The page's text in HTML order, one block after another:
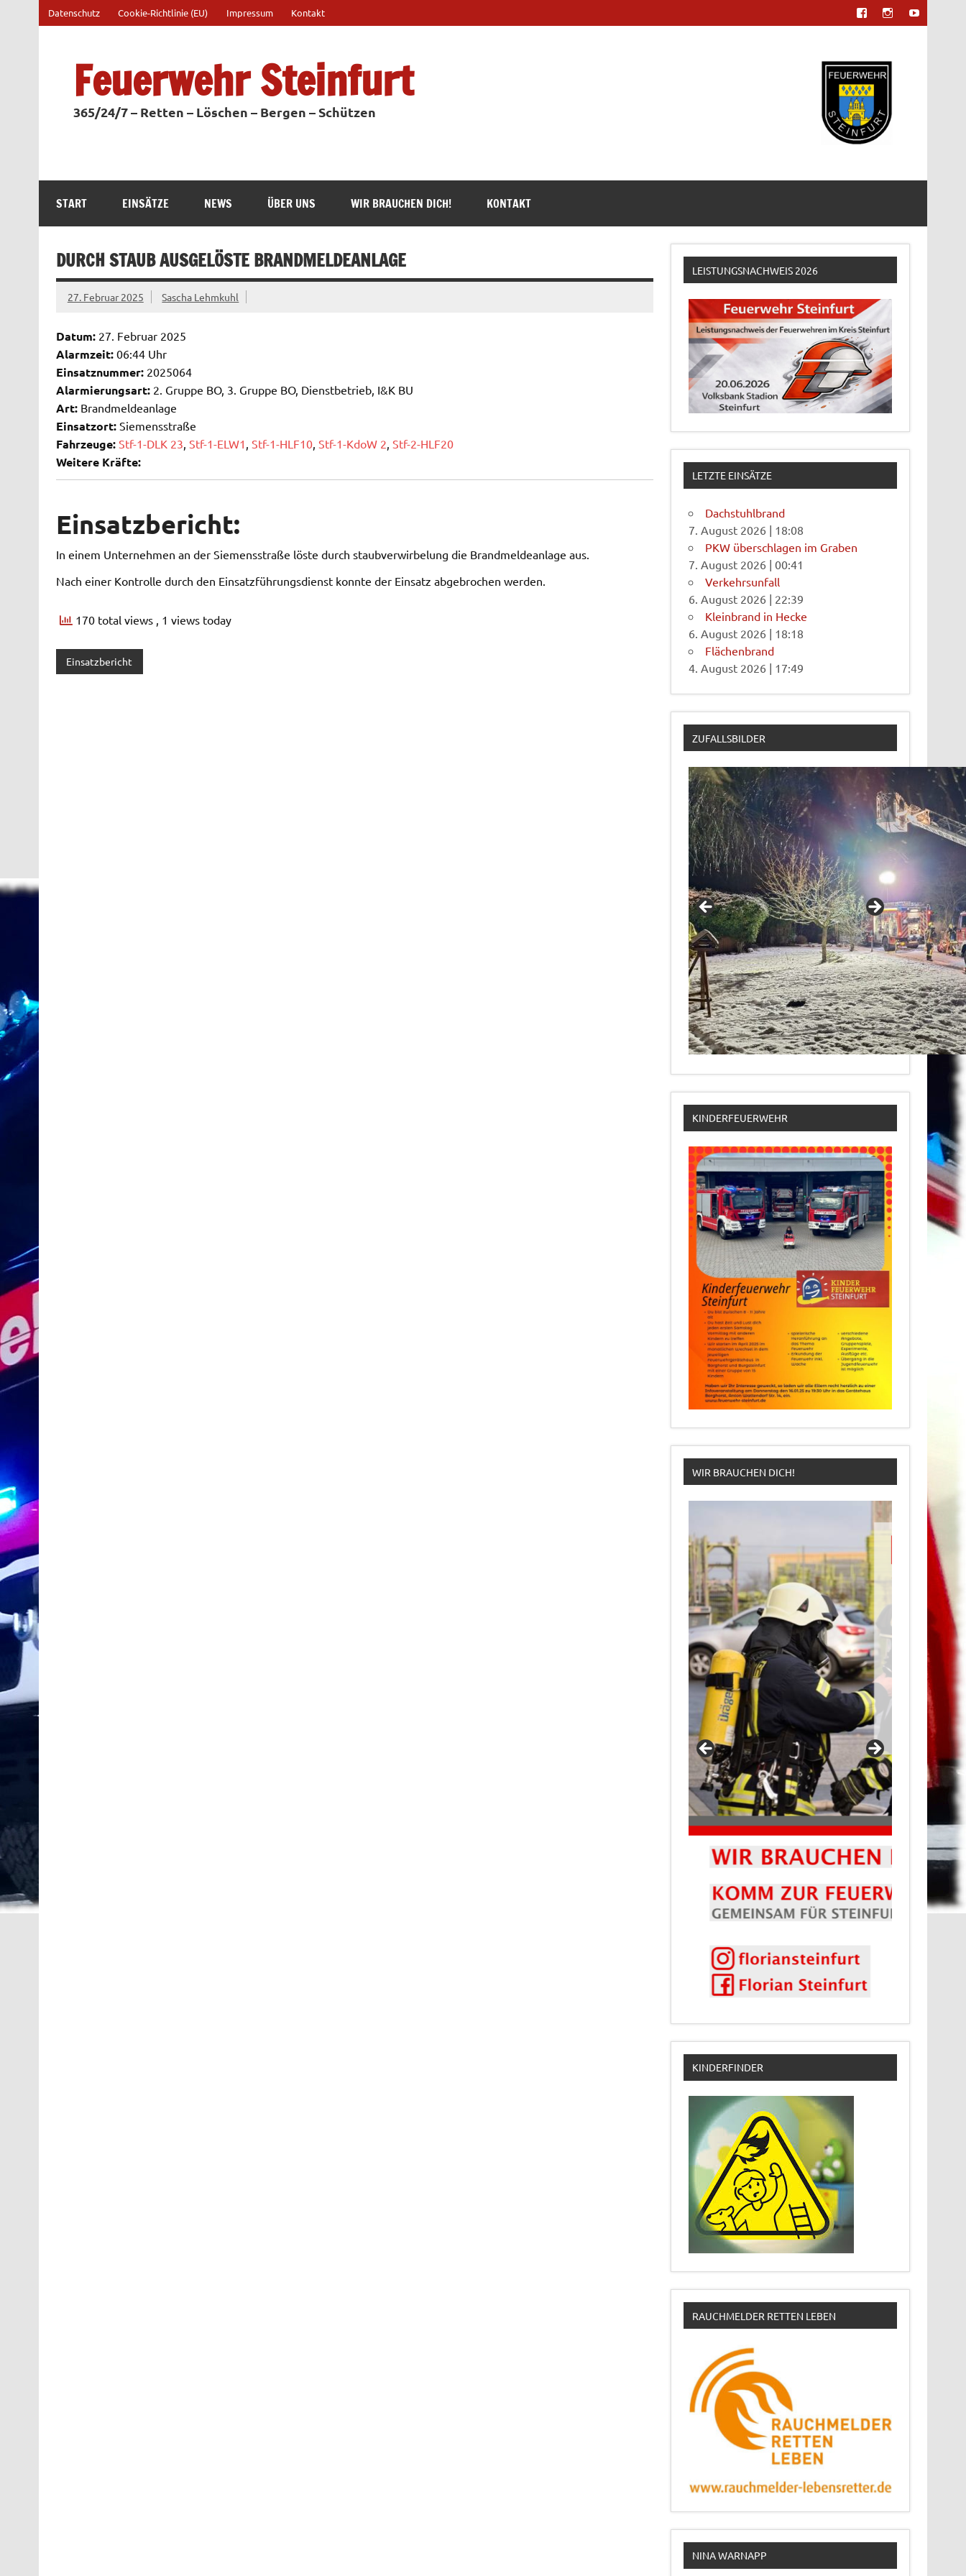
springen
Datenschutz Cookie-Richtlinie (EU) Impressum Kontakt
Feuerwehr Steinfurt
365/24/7 – Retten – Löschen – Bergen – Schützen
START EINSÄTZE NEWS ÜBER UNS WIR BRAUCHEN DICH! KONTAKT
DURCH STAUB AUSGELÖSTE BRANDMELDEANLAGE
27. Februar 2025 Sascha Lehmkuhl
Datum:27. Februar 2025
Alarmzeit:06:44 Uhr
Einsatznummer:2025064
Alarmierungsart:2. Gruppe BO, 3. Gruppe BO, Dienstbetrieb, I&K BU
Art:Brandmeldeanlage
Einsatzort:Siemensstraße
Fahrzeuge: Stf-1-DLK 23, Stf-1-ELW1 , Stf-1-HLF10, Stf-1-KdoW 2, Stf-2-HLF20
Weitere Kräfte:
Einsatzbericht:
In einem Unternehmen an der Siemensstraße löste durch staubverwirbelung die Brandmeldeanlage aus.
Nach einer Kontrolle durch den Einsatzführungsdienst konnte der Einsatz abgebrochen werden.
170 total views , 1 views today
Einsatzbericht
LEISTUNGSNACHWEIS 2026
LETZTE EINSÄTZE
Dachstuhlbrand
7. August 2026 | 18:08
PKW überschlagen im Graben
7. August 2026 |00:41
Verkehrsunfall
6. August 2026 | 22:39
Kleinbrand in Hecke
6. August 2026 | 18:18
Flächenbrand
4. August 2026 | 17:49
ZUFALLSBILDER
KINDERFEUERWEHR
WIR BRAUCHEN DICH!
KINDERFINDER
RAUCHMELDER RETTEN LEBEN
NINA WARNAPP